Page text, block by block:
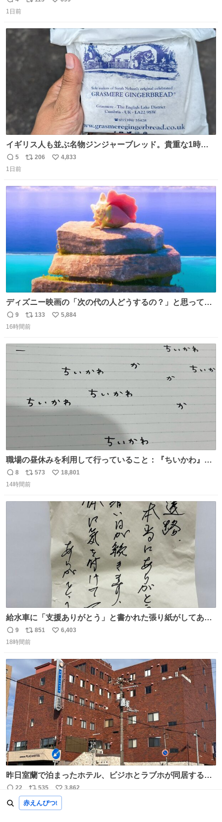
赤えんぴつt
返
信
リ
い
1日前
イギリス人も並ぶ名物ジンジャーブレッド。貴重な1時間
の自由時間のうち20分並んだ価値があるぐらい美味しかっ
たです。
返
信
5
リ
ト
206
い
数
4,833
1日前
ディズニー映画の「次の代の人どうするの？」と思ってし
まうもの
返
信
9
リ
ポ
ト
数
133
い
数
5,884
16時間前
職場の昼休みを利用して行っていること：『ちいかわ』の
タイトルフォントの練習
返
信
8
リ
ポ
573
い
数
18,801
14時間前
給水車に「支援ありがとう」と書かれた張り紙がしてあっ
たのだ。現地で活動する職員の疲れも少し吹き飛んだの
だ。温かいお気持ち、本当にありがとうございますなのだ
を続けていくのだ💪＃米子市上下水道局 ＃給水支援
返
信
9
リ
ポ
数
851
い
数
6,403
18時間前
昨日室蘭で泊まったホテル、ビジホとラブホが同居する謎
形態だった。2階と3階の部屋数が異様に少ない。
信
22
ポ
535
い
3,862
21時間前